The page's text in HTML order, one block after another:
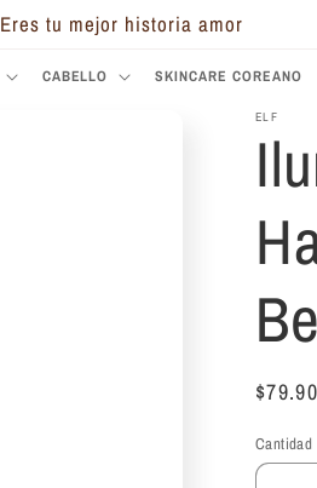
Eres tu mejor historia amor
CABELLO SKINCARE COREANO
ELF
Precio
Cantidad